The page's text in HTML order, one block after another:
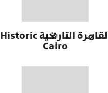
القاهرة التاريخية Historic
Cairo